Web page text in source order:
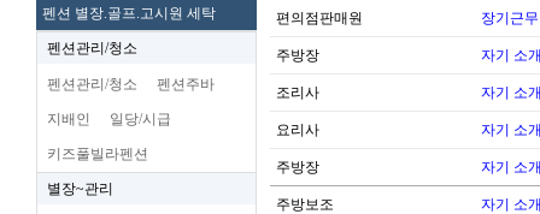
펜션 별장.골프.고시원 세탁
펜션관리/청소
펜션관리/청소 펜션주바
지배인 일당/시급
키즈풀빌라펜션
별장~관리
편의점판매원 장기근
주방장 자기 소
조리사 자기 소
요리사 자기 소
주방장 자기 소
주방보조 자기 소